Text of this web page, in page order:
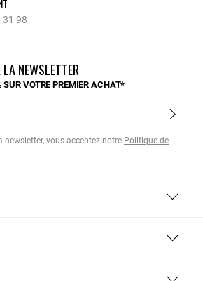
31 98
NEWSLETTER
SUR VOTRE PREMIER ACHAT*
newsletter, vous acceptez notre Politique de